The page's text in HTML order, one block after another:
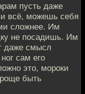
пусть даже
всё, можешь себя
сложнее. Им
не посадишь. Им
даже смысл
сам его
это, мороки
быть